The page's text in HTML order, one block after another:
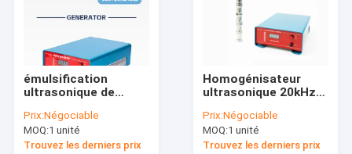
Puce en céramique
Usinage aidé ultrasonique
Rivetage ultrasonique
émulsification
ultrasonique de
homogénisateur de
sonde titanique
d'alliage de 20kHz
Prix:Négociable
MOQ:1 unité
Trouvez les derniers prix
Homogénisateur
ultrasonique 20kHz
titanique d'alliage
d'émulsification
Prix:Négociable
MOQ:1 unité
Trouvez les derniers prix